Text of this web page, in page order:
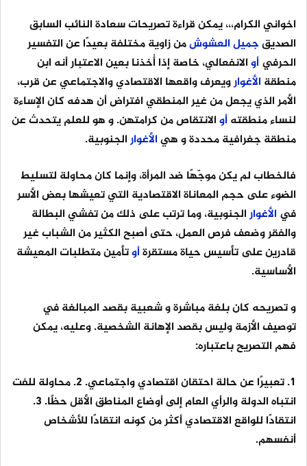
اخواني الكرام،،، يمكن قراءة تصريحات سعادة النائب السابق
الصديقجميلالعشوشمن زاوية مختلفة بعيدًا عن التفسير
الحرفيأوالانفعالي، خاصة إذا أُخذنا بعين الاعتبار أنه ابن
منطقة الأغوارويعرف واقعها الاقتصادي والاجتماعي عن قرب،
الأمر الذي يجعل من غير المنطقي افتراض أن هدفه كان الإساءة
لنساء منطقتهأوالانتقاص من كرامتهن. و هو للعلم يتحدث عن
منطقة جغرافية محددة و هيالأغوارالجنوبية.
فالخطاب لم يكن موجّهًا ضد المرأة، وإنما كان محاولة لتسليط
الضوء على حجم المعاناة الاقتصادية التي تعيشها بعض الأسر
في الأغوارالجنوبية، وما ترتب على ذلك من تفشي البطالة
والفقر وضعف فرص العمل، حتى أصبح الكثير من الشباب غير
قادرين على تأسيس حياة مستقرةأوتأمين متطلبات المعيشة
الأساسية.
و تصريحه كان بلغة مباشرة و شعبية بقصد المبالغة في
توصيف الأزمة وليس بقصد الإهانة الشخصية. وعليه، يمكن
فهم التصريح باعتباره:
١. تعبيرًا عن حالة احتقان اقتصادي واجتماعي. ٢. محاولة للفت
انتباه الدولة والرأي العام إلى أوضاع المناطق الأقل حظًا. ٣.
انتقادًا للواقع الاقتصادي أكثر من كونه انتقادًا للأشخاص
أنفسهم.